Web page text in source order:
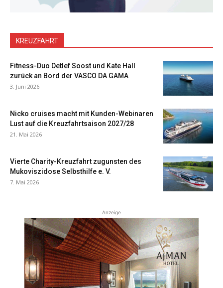
KREUZFAHRT
Fitness-Duo Detlef Soost und Kate Hall
zurück an Bord der VASCO DA GAMA
3. Juni 2026
Nicko cruises macht mit Kunden-Webinaren
Lust auf die Kreuzfahrtsaison 2027/28
21. Mai 2026
Vierte Charity-Kreuzfahrt zugunsten des
Mukoviszidose Selbsthilfe e. V.
7. Mai 2026
Anzeige